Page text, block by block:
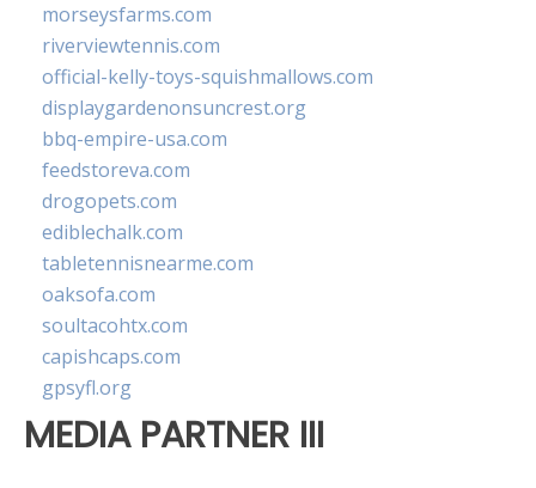
morseysfarms.com
riverviewtennis.com
official-kelly-toys-squishmallows.com
displaygardenonsuncrest.org
bbq-empire-usa.com
feedstoreva.com
drogopets.com
ediblechalk.com
tabletennisnearme.com
oaksofa.com
soultacohtx.com
capishcaps.com
gpsyfl.org
MEDIA PARTNER III